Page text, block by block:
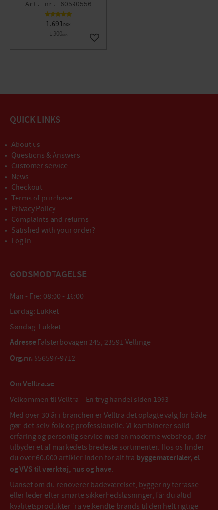
60590556
1.691DKK
1.900DKK
Gem som favorit
QUICK LINKS
About us
Questions & Answers
Customer service
News
Checkout
Terms of purchase
Privacy Policy
Complaints and returns
Satisfied with your order?
Log in
GODSMODTAGELSE
Man - Fre: 08:00 - 16:00
Lørdag: Lukket
Søndag: Lukket
Adresse Falsterbovägen 245, 23591 Vellinge
Org.nr. 556597-9712
Om Velltra.se
Velkommen til Velltra – En tryg handel siden 1993
Med over 30 år i branchen er Velltra det oplagte valg for både
gør-det-selv-folk og professionelle. Vi kombinerer solid
erfaring og personlig service med en moderne webshop, der
tilbyder et af markedets bredeste sortimenter. Hos os finder
du over 60.000 artikler inden for alt fra byggematerialer, el
og VVS til værktøj, hus og have.
Uanset om du renoverer badeværelset, bygger ny terrasse
eller leder efter smarte sikkerhedsløsninger, får du altid
kvalitetsprodukter fra velkendte brands til den helt rigtige